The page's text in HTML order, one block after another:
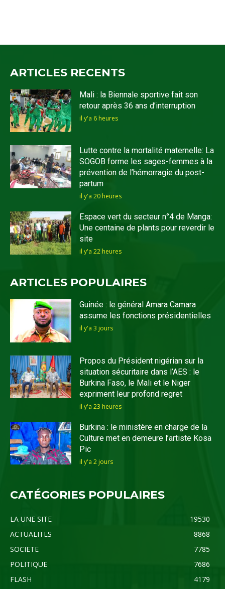
ARTICLES RECENTS
Mali : la Biennale sportive fait son
retour après 36 ans d’interruption
il y'a 6 heures
Lutte contre la mortalité maternelle: La
SOGOB forme les sages-femmes à la
prévention de l’hémorragie du post-
partum
il y'a 20 heures
Espace vert du secteur n°4 de Manga:
Une centaine de plants pour reverdir le
site
il y'a 22 heures
ARTICLES POPULAIRES
Guinée : le général Amara Camara
assume les fonctions présidentielles
il y'a 3 jours
Propos du Président nigérian sur la
situation sécuritaire dans l’AES : le
Burkina Faso, le Mali et le Niger
expriment leur profond regret
il y'a 23 heures
Burkina : le ministère en charge de la
Culture met en demeure l’artiste Kosa
Pic
il y'a 2 jours
CATÉGORIES POPULAIRES
LA UNE SITE
19530
ACTUALITES
8868
SOCIETE
7785
POLITIQUE
7686
FLASH
4179